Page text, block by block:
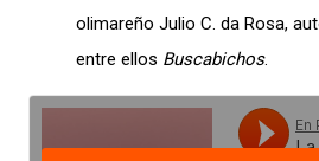
olimareño Julio C. da Rosa,
entre ellos Buscabichos.